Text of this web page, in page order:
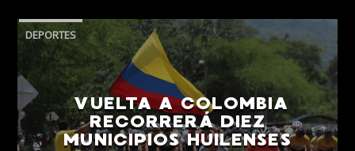
DEPORTES
VUELTA A COLOMBIA
RECORRERÁ DIEZ
MUNICIPIOS HUILENSES